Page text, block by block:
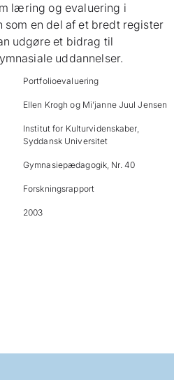
læring og evaluering i
som en del af et bredt register
udgøre et bidrag til
uddannelser.
Portfolioevaluering
Ellen Krogh og Mi’janne Juul Jensen
Institut for Kulturvidenskaber,
Syddansk Universitet
Gymnasiepædagogik, Nr. 40
Forskningsrapport
2003